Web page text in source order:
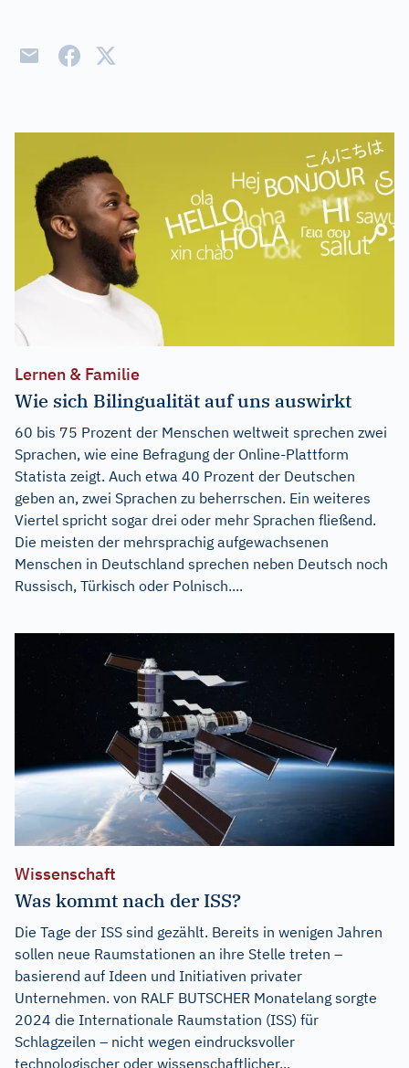
Lernen & Familie
Wie sich Bilingualität auf uns auswirkt
60 bis 75 Prozent der Menschen weltweit sprechen zwei
Sprachen, wie eine Befragung der Online-Plattform
Statista zeigt. Auch etwa 40 Prozent der Deutschen
geben an, zwei Sprachen zu beherrschen. Ein weiteres
Viertel spricht sogar drei oder mehr Sprachen fließend.
Die meisten der mehrsprachig aufgewachsenen
Menschen in Deutschland sprechen neben Deutsch noch
Russisch, Türkisch oder Polnisch....
Wissenschaft
Was kommt nach der ISS?
Die Tage der ISS sind gezählt. Bereits in wenigen Jahren
sollen neue Raumstationen an ihre Stelle treten –
basierend auf Ideen und Initiativen privater
Unternehmen. von RALF BUTSCHER Monatelang sorgte
2024 die Internationale Raumstation (ISS) für
Schlagzeilen – nicht wegen eindrucksvoller
technologischer oder wissenschaftlicher...